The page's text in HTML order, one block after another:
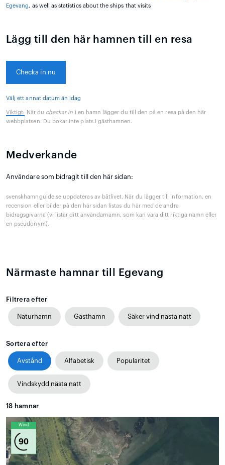
Egevang, as well as statistics about the ships that visits
Lägg till den här hamnen till en resa
Checka in nu
Välj ett annat datum än idag
Viktigt: När du checkar in i en hamn lägger du till den på en resa på den här
webbplatsen. Du bokar inte plats i gästhamnen.
Medverkande
Användare som bidragit till den här sidan:
svenskhamnguide.se uppdateras av båtlivet. När du lägger till information, en
recension eller bilder på den här sidan listas du här med de andra
bidragsgivarna (vi listar ditt användarnamn, som kan vara ditt riktiga namn eller
en pseudonym).
Närmaste hamnar till Egevang
Filtrera efter
Naturhamn Gästhamn Säker vind nästa natt
Sortera efter
Avstånd Alfabetisk Popularitet
Vindskydd nästa natt
18 hamnar
Wind
90